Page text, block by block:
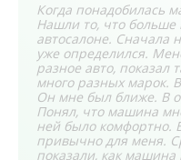
Когда понадобилась
Нашли то, что больше
автосалоне. Сначала
уже определился.
разное авто, показал
много разных марок.
Он мне был ближе. В
Понял, что машина
ней было комфортно.
привычно для меня.
показали, как машина